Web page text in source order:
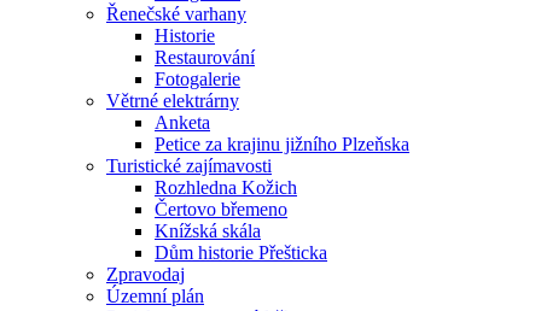
Řenečské varhany
Historie
Restaurování
Fotogalerie
Větrné elektrárny
Anketa
Petice za krajinu jižního Plzeňska
Turistické zajímavosti
Rozhledna Kožich
Čertovo břemeno
Knížská skála
Dům historie Přešticka
Zpravodaj
Územní plán